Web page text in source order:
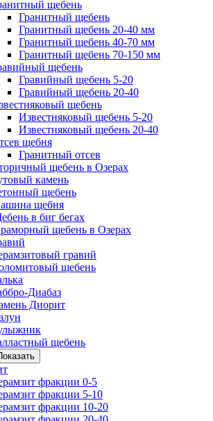
щебень
Гранитный щебень
Гранитный щебень 20-40 мм
Гранитный щебень 40-70 мм
Гранитный щебень 70-150 мм
щебень
Гравийный щебень 5-20
Гравийный щебень 20-40
щебень
Известняковый щебень 5-20
Известняковый щебень 20-40
щебня
Гранитный отсев
щебень в Озерах
камень
щебень
щебня
в биг бегах
щебень в Озерах
гравий
щебень
Диабаз
Диорит
щебень
фракции 0-5
фракции 5-10
фракции 10-20